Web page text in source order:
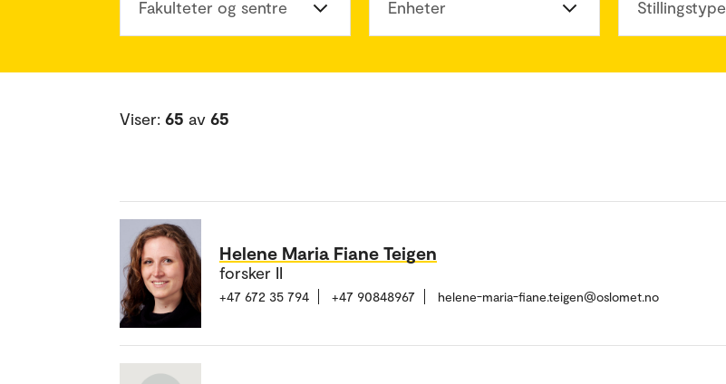
Fakulteter og sentre Enheter Stillingstype
Viser: 65 av 65
Helene Maria Fiane Teigen
forsker II
+47 672 35 794 +47 90848967 helene-maria-fiane.teigen@oslomet.no